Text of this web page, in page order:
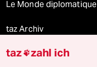
Le Monde diplomatique
taz Archiv
taz zahl ich